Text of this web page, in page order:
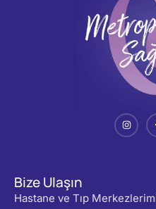
Bize Ulaşın
Hastane ve Tıp